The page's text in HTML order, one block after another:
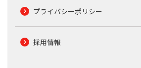
プライバシーポリシー
採用情報